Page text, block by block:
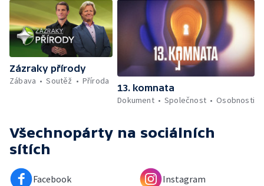
Zázraky přírody
Zábava
Soutěž Příroda
13. komnata
Dokument
Společnost Osobnosti
Všechnopárty na sociálních
sítích
Facebook Instagram